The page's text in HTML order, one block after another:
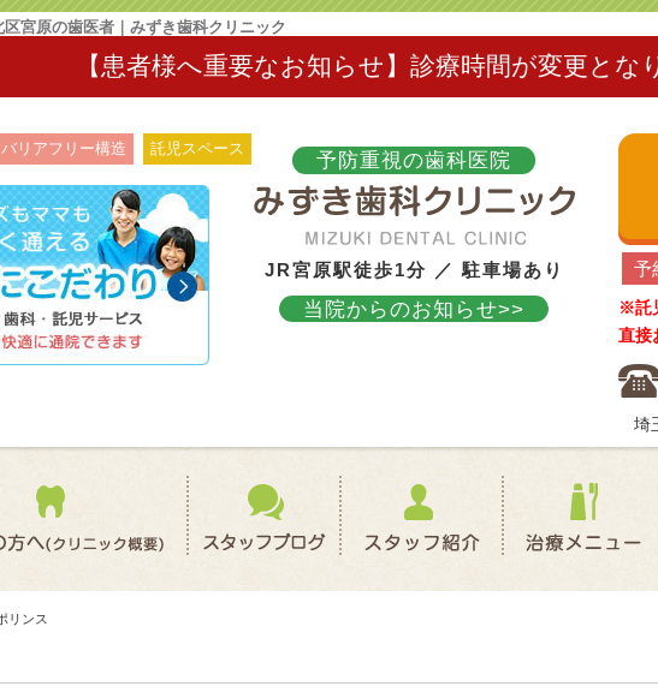
宮原の歯医者｜みずき歯科クリニック
【患者様へ重要なお知らせ】診療時間が変更とな
バリアフリー構造 託児スペース
予防重視の歯科医院
JR宮原駅徒歩1分 ／ 駐車場あり
当院からのお知らせ>>
予
※託
直接
埼
初めての方へ(クリニック概要)
スタッフブログ スタッフ紹介
リンス